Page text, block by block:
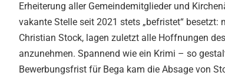
Erheiterung aller Gemeindemitglieder und
vakante Stelle seit 2021 stets „befristet“
Christian Stock, lagen zuletzt alle Hoffnungen
anzunehmen. Spannend wie ein Krimi – so
Bewerbungsfrist für Bega kam die Absage von